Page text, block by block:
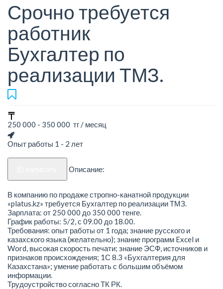
Срочно требуется
работник
Бухгалтер по
реализации ТМЗ.
250 000 - 350 000 тг / месяц
Опыт работы 1 - 2 лет
Описание:
В компанию по продаже стропно-канатной продукции
«platus.kz» требуется Бухгалтер по реализации ТМЗ.
Зарплата: от 250 000 до 350 000 тенге.
График работы: 5/2, с 09.00 до 18.00.
Требования: опыт работы от 1 года; знание русского и
казахского языка (желательно); знание программ Excel и
Word, высокая скорость печати; знание ЭСФ, источников и
признаков происхождения; 1С 8.3 «Бухгалтерия для
Казахстана»; умение работать с большим объёмом
информации.
Трудоустройство согласно ТК РК.